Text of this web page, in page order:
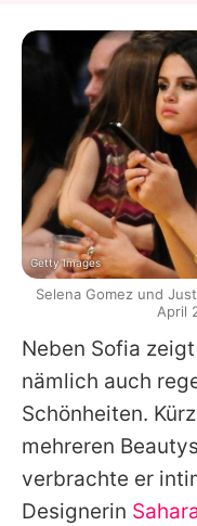
Neben Sofia
nämlich auch
Schönheiten.
mehreren
verbrachte er
Designerin
Getty Images
Selena Gomez und
April